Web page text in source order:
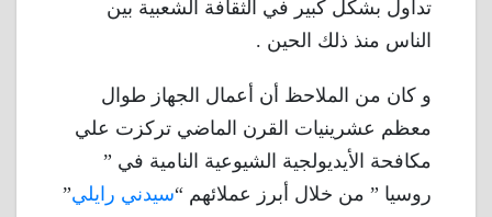
تداول بشكل كبير في الثقافة الشعبية بين
الناس منذ ذلك الحين .
و كان من الملاحظ أن أعمال الجهاز طوال
معظم عشرينيات القرن الماضي تركزت علي
مكافحة الأيديولجية الشيوعية النامية في ”
روسيا ” من خلال أبرز عملائهم “سيدني رايلي”